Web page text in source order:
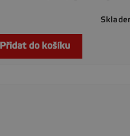
Přidat do košíku